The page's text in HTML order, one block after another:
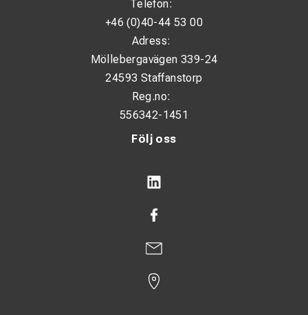
Följ oss
Telefon:
+46 (0)40-44 53 00
Adress:
Möllebergavägen 339-24
24593 Staffanstorp
Reg.no:
556342-1451